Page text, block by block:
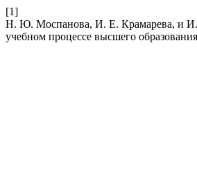
[1]
Н. Ю. Моспанова, И. Е. Крамарева, и И.
учебном процессе высшего